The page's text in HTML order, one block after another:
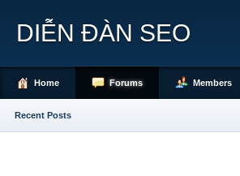
DIỄN ĐÀN SEO
Home Forums
Recent Posts
Members